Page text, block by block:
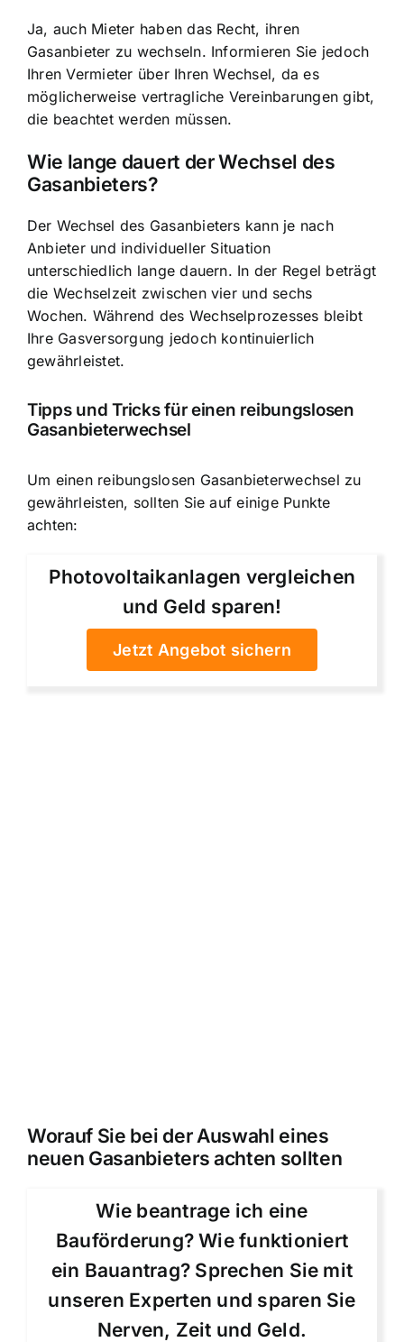
Ja, auch Mieter haben das Recht, ihren
Gasanbieter zu wechseln. Informieren Sie jedoch
Ihren Vermieter über Ihren Wechsel, da es
möglicherweise vertragliche Vereinbarungen gibt,
die beachtet werden müssen.
Wie lange dauert der Wechsel des
Gasanbieters?
Der Wechsel des Gasanbieters kann je nach
Anbieter und individueller Situation
unterschiedlich lange dauern. In der Regel beträgt
die Wechselzeit zwischen vier und sechs
Wochen. Während des Wechselprozesses bleibt
Ihre Gasversorgung jedoch kontinuierlich
gewährleistet.
Tipps und Tricks für einen reibungslosen
Gasanbieterwechsel
Um einen reibungslosen Gasanbieterwechsel zu
gewährleisten, sollten Sie auf einige Punkte
achten:
Photovoltaikanlagen vergleichen
und Geld sparen!
Jetzt Angebot sichern
Worauf Sie bei der Auswahl eines
neuen Gasanbieters achten sollten
Wie beantrage ich eine
Bauförderung? Wie funktioniert
ein Bauantrag? Sprechen Sie mit
unseren Experten und sparen Sie
Nerven, Zeit und Geld.